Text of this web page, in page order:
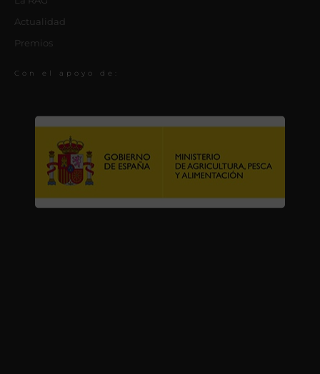
Actualidad
Premios
Con el apoyo de: